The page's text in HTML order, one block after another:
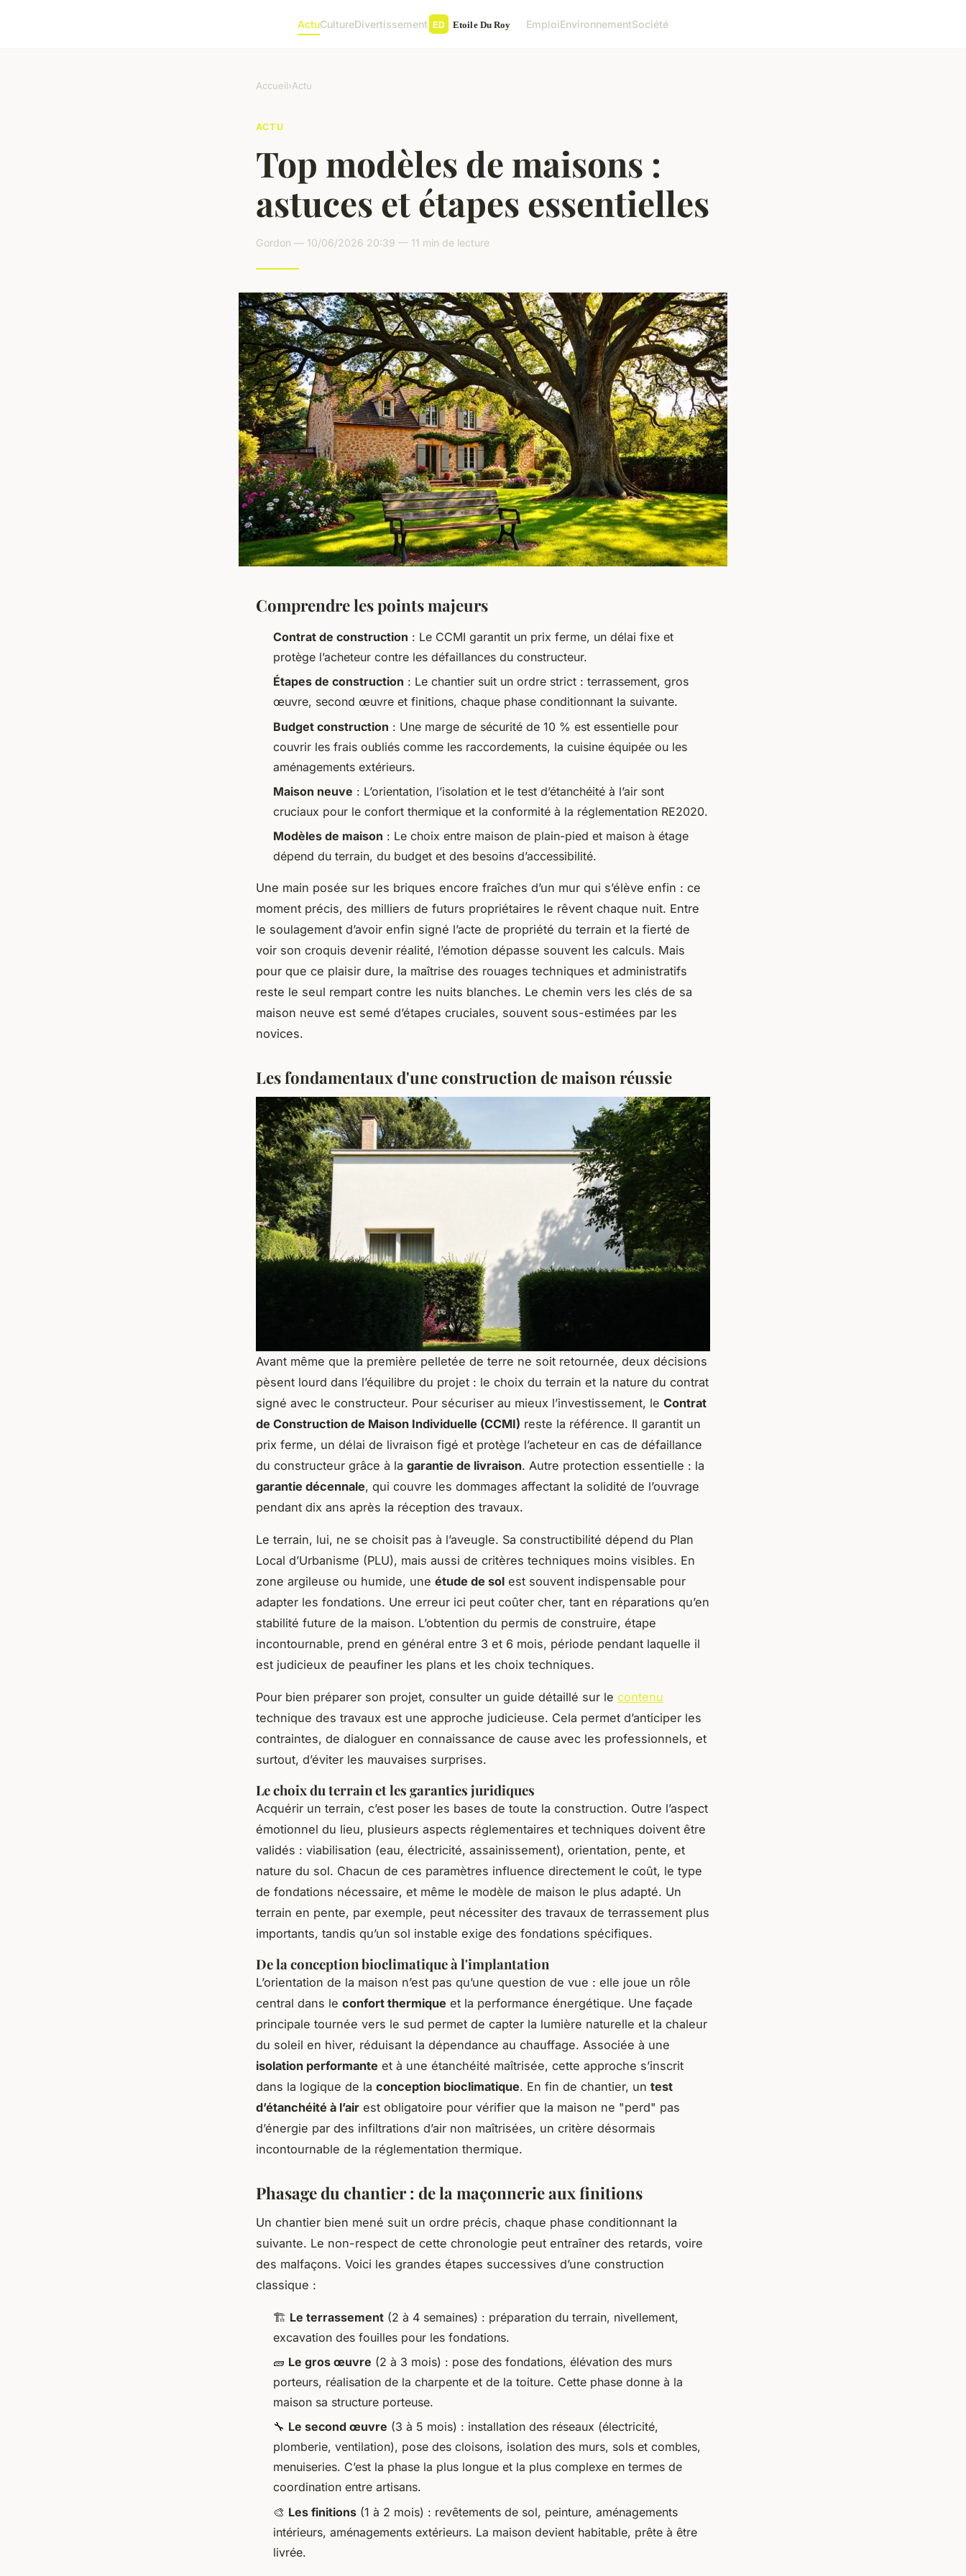
ActuCultureDivertissement EmploiEnvironnementSociété
Accueil›Actu
ACTU
Top modèles de maisons :
astuces et étapes essentielles
Gordon — 10/06/2026 20:39 — 11 min de lecture
Comprendre les points majeurs
Contrat de construction : Le CCMI garantit un prix ferme, un délai fixe et
protège l’acheteur contre les défaillances du constructeur.
Étapes de construction : Le chantier suit un ordre strict : terrassement, gros
œuvre, second œuvre et finitions, chaque phase conditionnant la suivante.
Budget construction : Une marge de sécurité de 10 % est essentielle pour
couvrir les frais oubliés comme les raccordements, la cuisine équipée ou les
aménagements extérieurs.
Maison neuve : L’orientation, l’isolation et le test d’étanchéité à l’air sont
cruciaux pour le confort thermique et la conformité à la réglementation RE2020.
Modèles de maison : Le choix entre maison de plain-pied et maison à étage
dépend du terrain, du budget et des besoins d’accessibilité.
Une main posée sur les briques encore fraîches d’un mur qui s’élève enfin : ce
moment précis, des milliers de futurs propriétaires le rêvent chaque nuit. Entre
le soulagement d’avoir enfin signé l’acte de propriété du terrain et la fierté de
voir son croquis devenir réalité, l’émotion dépasse souvent les calculs. Mais
pour que ce plaisir dure, la maîtrise des rouages techniques et administratifs
reste le seul rempart contre les nuits blanches. Le chemin vers les clés de sa
maison neuve est semé d’étapes cruciales, souvent sous-estimées par les
novices.
Les fondamentaux d'une construction de maison réussie
Avant même que la première pelletée de terre ne soit retournée, deux décisions
pèsent lourd dans l’équilibre du projet : le choix du terrain et la nature du contrat
signé avec le constructeur. Pour sécuriser au mieux l’investissement, le Contrat
de Construction de Maison Individuelle (CCMI) reste la référence. Il garantit un
prix ferme, un délai de livraison figé et protège l’acheteur en cas de défaillance
du constructeur grâce à la garantie de livraison. Autre protection essentielle : la
garantie décennale, qui couvre les dommages affectant la solidité de l’ouvrage
pendant dix ans après la réception des travaux.
Le terrain, lui, ne se choisit pas à l’aveugle. Sa constructibilité dépend du Plan
Local d’Urbanisme (PLU), mais aussi de critères techniques moins visibles. En
zone argileuse ou humide, une étude de sol est souvent indispensable pour
adapter les fondations. Une erreur ici peut coûter cher, tant en réparations qu’en
stabilité future de la maison. L’obtention du permis de construire, étape
incontournable, prend en général entre 3 et 6 mois, période pendant laquelle il
est judicieux de peaufiner les plans et les choix techniques.
Pour bien préparer son projet, consulter un guide détaillé sur le contenu
technique des travaux est une approche judicieuse. Cela permet d’anticiper les
contraintes, de dialoguer en connaissance de cause avec les professionnels, et
surtout, d’éviter les mauvaises surprises.
Le choix du terrain et les garanties juridiques
Acquérir un terrain, c’est poser les bases de toute la construction. Outre l’aspect
émotionnel du lieu, plusieurs aspects réglementaires et techniques doivent être
validés : viabilisation (eau, électricité, assainissement), orientation, pente, et
nature du sol. Chacun de ces paramètres influence directement le coût, le type
de fondations nécessaire, et même le modèle de maison le plus adapté. Un
terrain en pente, par exemple, peut nécessiter des travaux de terrassement plus
importants, tandis qu’un sol instable exige des fondations spécifiques.
De la conception bioclimatique à l'implantation
L’orientation de la maison n’est pas qu’une question de vue : elle joue un rôle
central dans le confort thermique et la performance énergétique. Une façade
principale tournée vers le sud permet de capter la lumière naturelle et la chaleur
du soleil en hiver, réduisant la dépendance au chauffage. Associée à une
isolation performante et à une étanchéité maîtrisée, cette approche s’inscrit
dans la logique de la conception bioclimatique. En fin de chantier, un test
d’étanchéité à l’air est obligatoire pour vérifier que la maison ne "perd" pas
d’énergie par des infiltrations d’air non maîtrisées, un critère désormais
incontournable de la réglementation thermique.
Phasage du chantier : de la maçonnerie aux finitions
Un chantier bien mené suit un ordre précis, chaque phase conditionnant la
suivante. Le non-respect de cette chronologie peut entraîner des retards, voire
des malfaçons. Voici les grandes étapes successives d’une construction
classique :
🏗️ Le terrassement (2 à 4 semaines) : préparation du terrain, nivellement,
excavation des fouilles pour les fondations.
🧱 Le gros œuvre (2 à 3 mois) : pose des fondations, élévation des murs
porteurs, réalisation de la charpente et de la toiture. Cette phase donne à la
maison sa structure porteuse.
🔧 Le second œuvre (3 à 5 mois) : installation des réseaux (électricité,
plomberie, ventilation), pose des cloisons, isolation des murs, sols et combles,
menuiseries. C’est la phase la plus longue et la plus complexe en termes de
coordination entre artisans.
🎨 Les finitions (1 à 2 mois) : revêtements de sol, peinture, aménagements
intérieurs, aménagements extérieurs. La maison devient habitable, prête à être
livrée.